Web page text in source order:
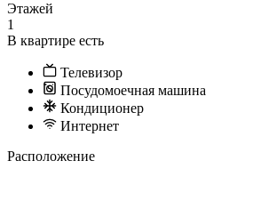
Этажей
1
В квартире есть
Телевизор
Посудомоечная машина
Кондиционер
Интернет
Расположение